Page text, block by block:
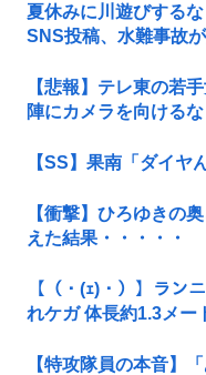
夏休みに川遊びする
SNS投稿、水難事故
【悲報】テレ東の若
陣にカメラを向ける
【SS】果南「ダイヤ
【衝撃】ひろゆきの
えた結果・・・・・
【（・(ｪ)・）】ラン
れケガ 体長約1.3メー
【特攻隊員の本音】